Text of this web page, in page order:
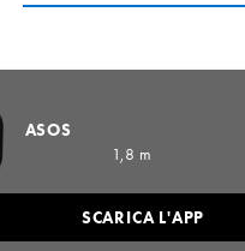
ASOS
1,8 m
SCARICA L'APP